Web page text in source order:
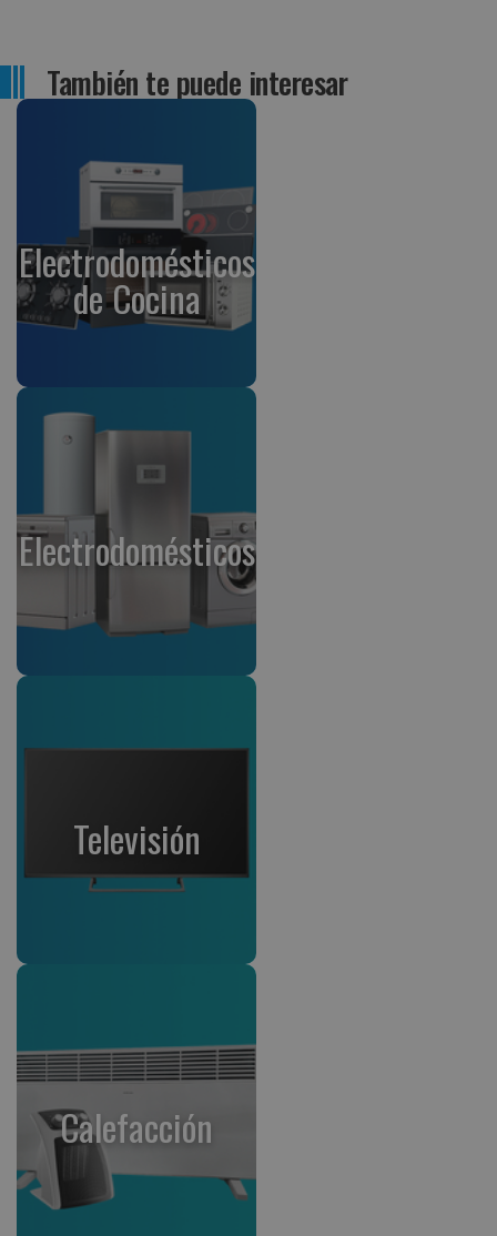
También te puede interesar
Electrodomésticos
de Cocina
Electrodomésticos
Televisión
Calefacción